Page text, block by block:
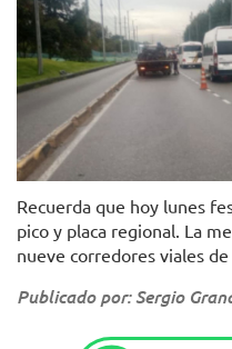
Recuerda que hoy lunes
pico y placa regional. La
nueve corredores viales
Publicado por: Sergio